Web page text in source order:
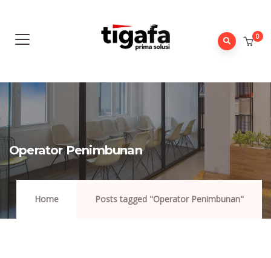
0
Operator Penimbunan
Home Posts tagged "Operator Penimbunan"